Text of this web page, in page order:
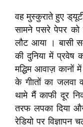
वह मुस्कुराते हुए
सामने पसरे पेपर
लौट आया । बासी
की दुनिया में प्रवेष
मद्धिम आवाज़ कानों
के गीातों का जलवा
थामे मैंं काफी दूर
तरफ लपका दिया
रेडियो पर